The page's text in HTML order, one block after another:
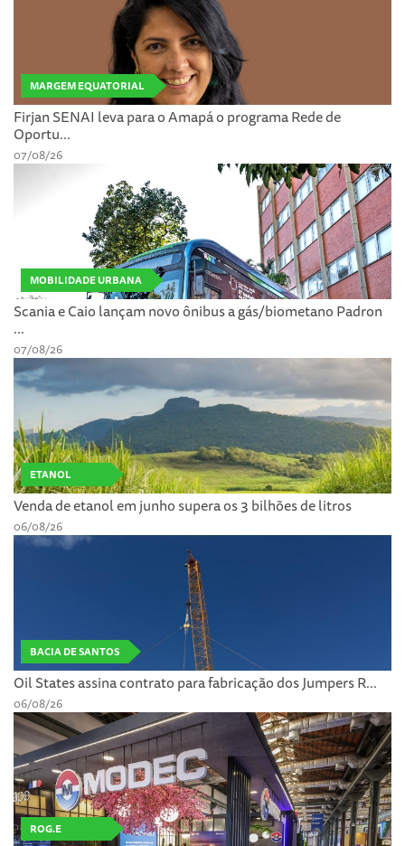
MARGEM EQUATORIAL
Firjan SENAI leva para o Amapá o programa Rede de
Oportu...
07/08/26
MOBILIDADE URBANA
Scania e Caio lançam novo ônibus a gás/biometano Padron
...
07/08/26
ETANOL
Venda de etanol em junho supera os 3 bilhões de litros
06/08/26
BACIA DE SANTOS
Oil States assina contrato para fabricação dos Jumpers R...
06/08/26
ROG.E